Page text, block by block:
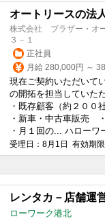
オートリースの法
株式会社 ブラザー・オ
３－１
正社員
月給 280,000円 ～
現在ご契約いただいて
の開拓を担当していた
・既存顧客（約２００
・新車・中古車販売
・月１回の... ハローワ
受理日：8月1日 有効期
レンタカ－店舗運
ローワーク港北